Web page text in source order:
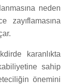
neden
zayıflamasına
karanlıkta
sahip
önemini